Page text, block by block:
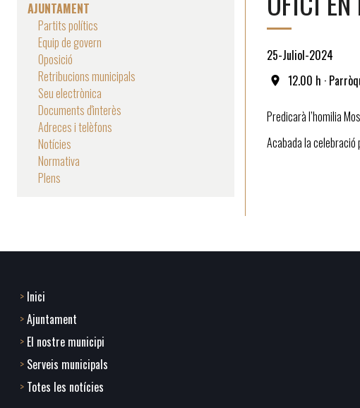
AJUNTAMENT
Partits polítics
Equip de govern
Oposició
Retribucions municipals
Seu electrònica
Documents d'interès
Adreces i telèfons
Notícies
Normativa
Plens
25-Juliol-2024
12.00 h ·
Predicarà l’homilia
Acabada la
Footer
menu
1
Inici
Ajuntament
El nostre municipi
Serveis municipals
Totes les notícies